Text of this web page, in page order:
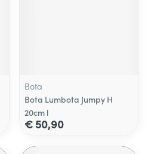
Bota
Bota Lumbota Jumpy H
20cm l
€ 50,90